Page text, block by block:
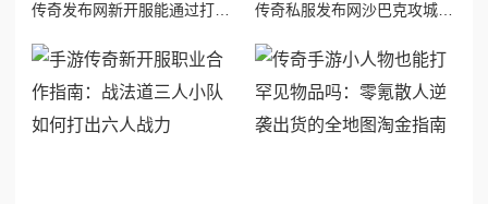
传奇私服发布网沙巴克攻城失败五大原因：指挥战术执行资源心态全面复盘